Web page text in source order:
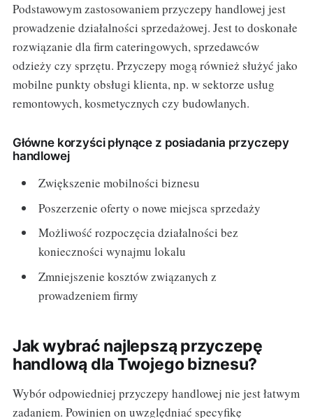
Podstawowym zastosowaniem przyczepy handlowej jest
prowadzenie działalności sprzedażowej. Jest to doskonałe
rozwiązanie dla firm cateringowych, sprzedawców
odzieży czy sprzętu. Przyczepy mogą również służyć jako
mobilne punkty obsługi klienta, np. w sektorze usług
remontowych, kosmetycznych czy budowlanych.
Główne korzyści płynące z posiadania przyczepy
handlowej
Zwiększenie mobilności biznesu
Poszerzenie oferty o nowe miejsca sprzedaży
Możliwość rozpoczęcia działalności bez
konieczności wynajmu lokalu
Zmniejszenie kosztów związanych z
prowadzeniem firmy
Jak wybrać najlepszą przyczepę
handlową dla Twojego biznesu?
Wybór odpowiedniej przyczepy handlowej nie jest łatwym
zadaniem. Powinien on uwzględniać specyfikę